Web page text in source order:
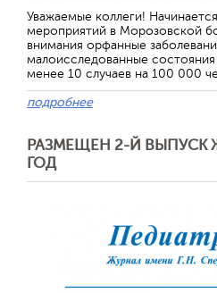
Уважаемые коллеги!
мероприятий в Морозовской
внимания орфанные
малоисследованные
менее 10 случаев на 100 000
подробнее
РАЗМЕЩЕН 2-Й ВЫПУСК
ГОД